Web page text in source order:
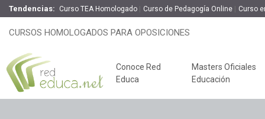
Tendencias: Curso TEA Homologado Curso de Pedagogía Online Curso
CURSOS HOMOLOGADOS PARA OPOSICIONES
Conoce Red
Educa
Masters Oficiales
Educación